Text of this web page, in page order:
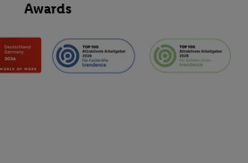
Awards